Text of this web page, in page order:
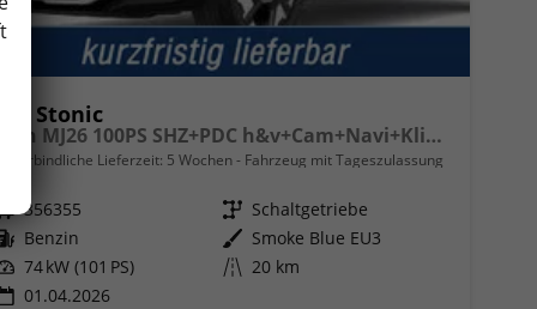
Kia Stonic
Spin MJ26 100PS SHZ+PDC h&v+Cam+Navi+Klima
unverbindliche Lieferzeit: 5 Wochen Fahrzeug mit Tageszulassung
356355 Getriebe Schaltgetriebe
Kraftstoff Benzin Außenfarbe Smoke Blue EU3
Leistung 74 kW (101 PS) Kilometerstand 20 km
01.04.2026